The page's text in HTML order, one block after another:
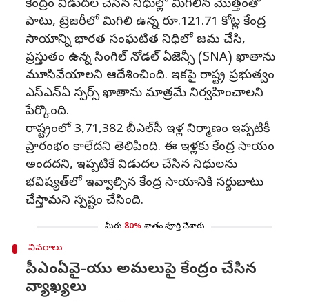
కేంద్రం విడుదల చేసిన నిధుల్లో మిగిలిన మొత్తంతో
పాటు, ట్రెజరీలో మిగిలి ఉన్న రూ.121.71 కోట్ల కేంద్ర
సాయాన్ని భారత సంఘటిత నిధిలో జమ చేసి,
ప్రస్తుతం ఉన్న సింగిల్ నోడల్ ఏజెన్సీ (SNA) ఖాతాను
మూసివేయాలని ఆదేశించింది. ఇకపై రాష్ట్ర ప్రభుత్వం
ఎస్‌ఎన్‌ఏ స్పర్స్ ఖాతాను మాత్రమే నిర్వహించాలని
పేర్కొంది.
రాష్ట్రంలో 3,71,382 బీఎల్‌సీ ఇళ్ల నిర్మాణం ఇప్పటికీ
ప్రారంభం కాలేదని తెలిపింది. ఈ ఇళ్లకు కేంద్ర సాయం
అందదని, ఇప్పటికే విడుదల చేసిన నిధులను
భవిష్యత్‌లో ఇవ్వాల్సిన కేంద్ర సాయానికి సర్దుబాటు
చేస్తామని స్పష్టం చేసింది.
మీరు 80% శాతం పూర్తి చేశారు
వివరాలు
పీఎంఏవై-యు అమలుపై కేంద్రం చేసిన
వ్యాఖ్యలు